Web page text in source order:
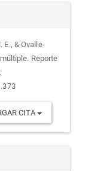
E., & Ovalle-
Reporte
CITA